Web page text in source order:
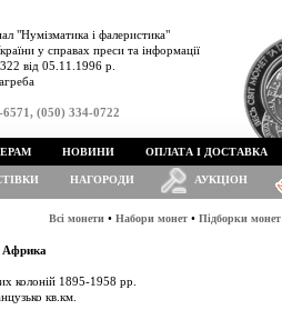
"Нумізматика і фалеристика"
у справах преси та інформації
від 05.11.1996 р.
(050) 334-0722
НОВИНИ ОПЛАТА І ДОСТАВКА
НАГОРОДИ АУКЦІОН
Всі монети • Набори монет • Підборки монет
Африка
колоній 1895-1958 рр.
кв.км.